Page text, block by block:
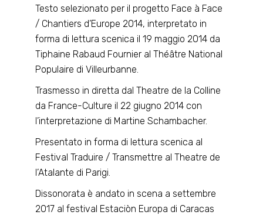
Testo selezionato per il progetto Face à Face
/ Chantiers d’Europe 2014, interpretato in
forma di lettura scenica il 19 maggio 2014 da
Tiphaine Rabaud Fournier al Théâtre National
Populaire di Villeurbanne.
Trasmesso in diretta dal Theatre de la Colline
da France-Culture il 22 giugno 2014 con
l’interpretazione di Martine Schambacher.
Presentato in forma di lettura scenica al
Festival Traduire / Transmettre al Theatre de
l’Atalante di Parigi.
Dissonorata è andato in scena a settembre
2017 al festival Estaciòn Europa di Caracas